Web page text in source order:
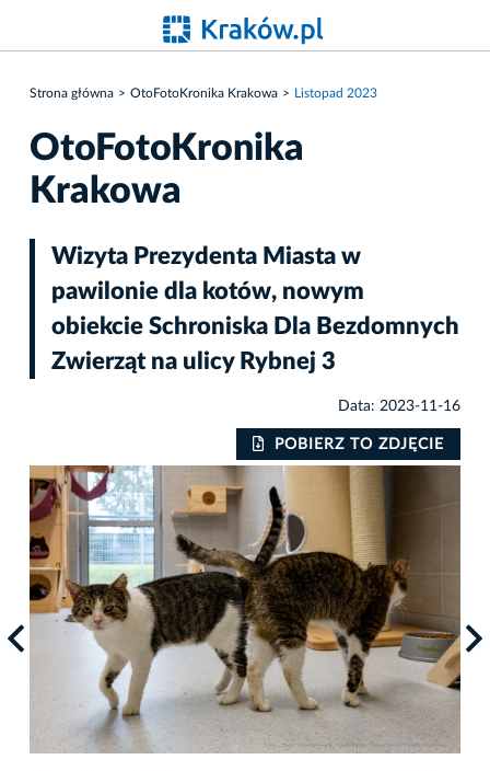
Strona główna OtoFotoKronika Krakowa Listopad 2023
OtoFotoKronika
Krakowa
Wizyta Prezydenta Miasta w
pawilonie dla kotów, nowym
obiekcie Schroniska Dla Bezdomnych
Zwierząt na ulicy Rybnej 3
Data: 2023-11-16
POBIERZ TO ZDJĘCIE